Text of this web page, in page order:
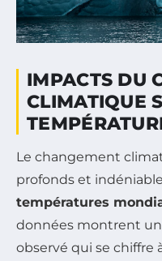
IMPACTS DU
CLIMATIQUE
Le changement
profonds et
températures
données montrent un
observé qui se chiffre